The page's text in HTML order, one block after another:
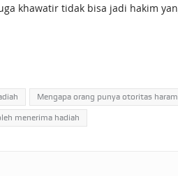
khawatir tidak bisa jadi hakim
Mengapa orang punya otoritas
menerima hadiah